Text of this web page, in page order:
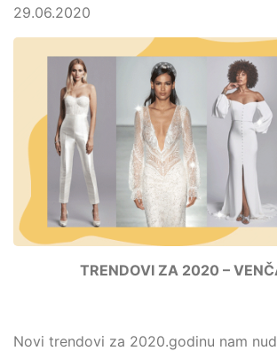
29.06.2020
TRENDOVI ZA 2020 – VENČ
Novi trendovi za 2020.godinu nam